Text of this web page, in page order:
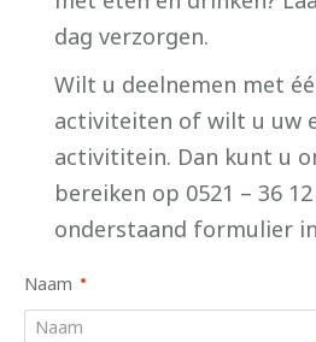
dag verzorgen.
Wilt u deelnemen met
activiteiten of wilt u uw
activititein. Dan kunt u
bereiken op 0521 – 36
onderstaand formulier
Naam